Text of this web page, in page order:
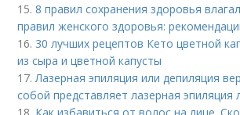
15.8 правил сохранения здоровья
правил женского здоровья:
16. 30 лучших рецептов Кето цветной
из сыра и цветной капусты
17.Лазерная эпиляция или депиляция
собой представляет лазерная эпиляция